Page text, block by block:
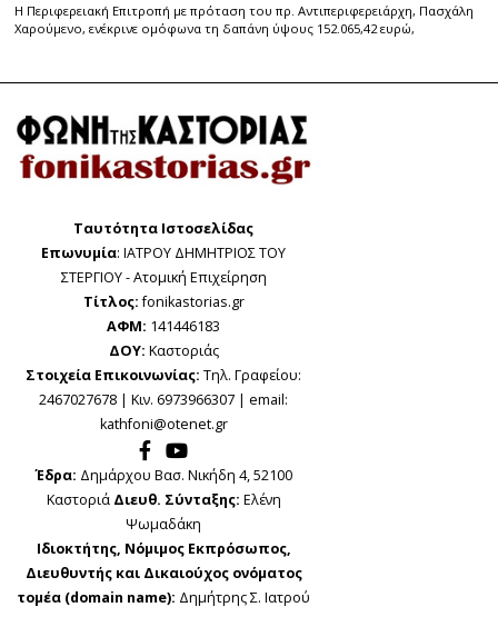
Η Περιφερειακή Επιτροπή με πρόταση του πρ. Αντιπεριφερειάρχη, Πασχάλη
Χαρούμενο, ενέκρινε ομόφωνα τη δαπάνη ύψους 152.065,42 ευρώ,
Ταυτότητα Ιστοσελίδας
Επωνυμία: ΙΑΤΡΟΥ ΔΗΜΗΤΡΙΟΣ ΤΟΥ
ΣΤΕΡΓΙΟΥ - Ατομική Επιχείρηση
Τίτλος:fonikastorias.gr
ΑΦΜ: 141446183
ΔΟΥ: Καστοριάς
Στοιχεία Επικοινωνίας: Τηλ. Γραφείου:
2467027678 | Κιν. 6973966307 | email:
kathfoni@otenet.gr
Έδρα: Δημάρχου Βασ. Νικήδη 4, 52100
Καστοριά Διευθ. Σύνταξης: Ελένη
Ψωμαδάκη
Ιδιοκτήτης, Νόμιμος Εκπρόσωπος,
Διευθυντής και Δικαιούχος ονόματος
τομέα (domain name): Δημήτρης Σ. Ιατρού